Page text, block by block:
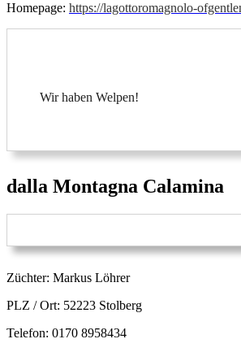
Homepage: https://lagottoromagnolo-
Wir haben Welpen!
dalla Montagna Calamina
Züchter: Markus Löhrer
PLZ / Ort: 52223 Stolberg
Telefon: 0170 8958434